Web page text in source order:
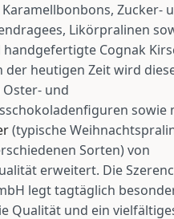
Zucker-
Likörpralinen
Cognak
der heutigen Zeit wird
und
sowie
(typische
Sorten) von
erweitert. Die
legt tagtäglich
Qualität und ein